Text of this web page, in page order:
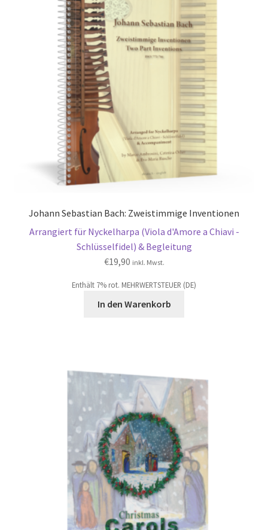
Johann Sebastian Bach: Zweistimmige Inventionen
Arrangiert für Nyckelharpa (Viola d'Amore a Chiavi -
Schlüsselfidel) & Begleitung
€19,90 inkl. Mwst.
Enthält 7% rot. MEHRWERTSTEUER (DE)
In den Warenkorb